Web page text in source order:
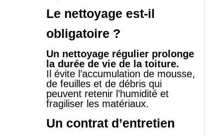
Le nettoyage est‑il
obligatoire ?
Un nettoyage régulier prolonge
la durée de vie de la toiture.
Il évite l’accumulation de mousse,
de feuilles et de débris qui
peuvent retenir l’humidité et
fragiliser les matériaux.
Un contrat d’entretien